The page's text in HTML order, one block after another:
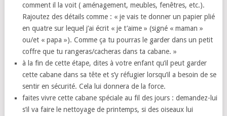
comment il la voit ( aménagement, meubles, fenêtres, etc.).
Rajoutez des détails comme : « je vais te donner un papier plié
en quatre sur lequel j’ai écrit « je t’aime » (signé « maman »
ou/et « papa »). Comme ça tu pourras le garder dans un petit
coffre que tu rangeras/cacheras dans ta cabane. »
à la fin de cette étape, dites à votre enfant qu’il peut garder
cette cabane dans sa tête et s’y réfugier lorsqu’il a besoin de se
sentir en sécurité. Cela lui donnera de la force.
faites vivre cette cabane spéciale au fil des jours : demandez-lui
s’il va faire le nettoyage de printemps, si des oiseaux lui